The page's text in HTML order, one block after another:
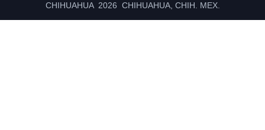
CHIHUAHUA 2026 CHIHUAHUA, CHIH. MEX.